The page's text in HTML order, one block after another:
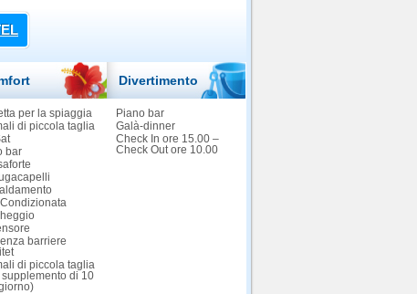
per la spiaggia
di piccola taglia
bar
barriere
di piccola taglia
di 10
Divertimento
Piano bar
Galà-dinner
Check In ore 15.00 –
Check Out ore 10.00